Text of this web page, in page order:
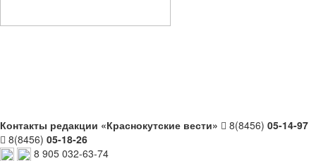
Контакты редакции «Краснокутские вести» 8(8456) 05-14-97
8(8456) 05-18-26
8 905 032-63-74